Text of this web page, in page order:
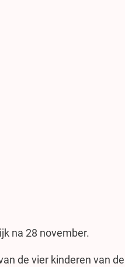
na 28 november.
de vier kinderen van